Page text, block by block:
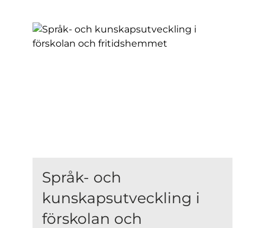
Språk- och
kunskapsutveckling i
förskolan och